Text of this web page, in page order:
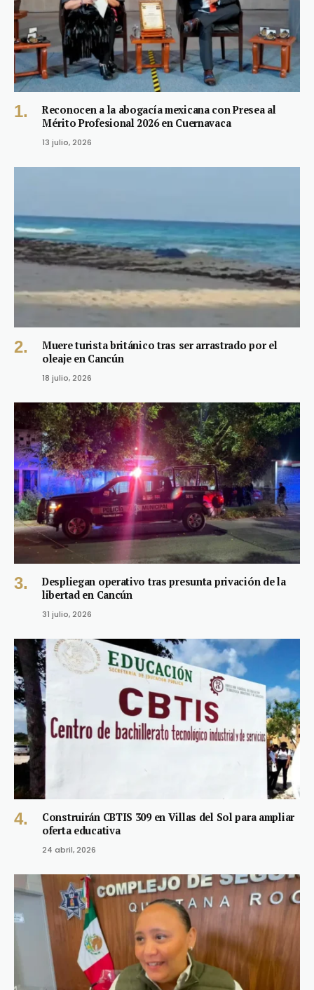
Reconocen a la abogacía mexicana con Presea al
Mérito Profesional 2026 en Cuernavaca
13 julio, 2026
Muere turista británico tras ser arrastrado por el
oleaje en Cancún
18 julio, 2026
Despliegan operativo tras presunta privación de la
libertad en Cancún
31 julio, 2026
Construirán CBTIS 309 en Villas del Sol para ampliar
oferta educativa
24 abril, 2026